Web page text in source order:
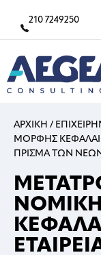
210 7249250
ΑΡΧΙΚΗ /
ΜΟΡΦΗΣ
ΠΡΙΣΜΑ ΤΩΝ ΝΕΩΝ